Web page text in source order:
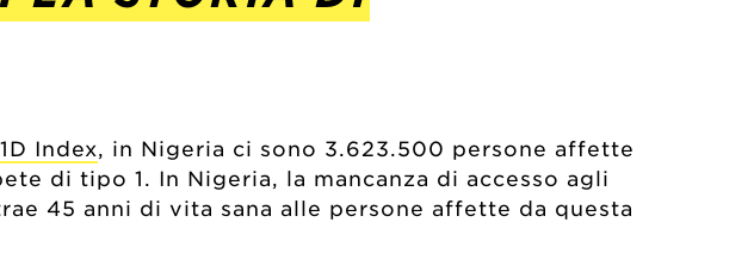
Index, in Nigeria ci sono 3.623.500 persone affette
di tipo 1. In Nigeria, la mancanza di accesso agli
45 anni di vita sana alle persone affette da questa